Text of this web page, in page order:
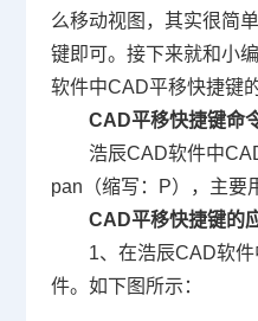
么移动视图，其实很简
键即可。接下来就和小
软件中CAD平移快捷键
CAD平移快捷键命令
浩辰CAD软件中
pan（缩写：P），主要
CAD平移快捷键的
1、在浩辰CAD软
件。如下图所示：